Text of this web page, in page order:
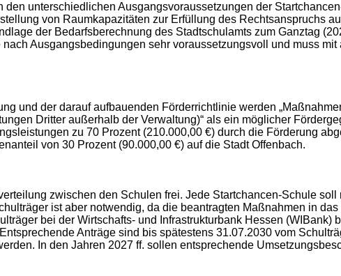
den unterschiedlichen Ausgangsvoraussetzungen der
von Raumkapazitäten zur Erfüllung des Rechtsanspruchs
der Bedarfsberechnung des Stadtschulamts zum Ganztag
Ausgangsbedingungen sehr voraussetzungsvoll und muss
und der darauf aufbauenden Förderrichtlinie werden
Dritter außerhalb der Verwaltung)“ als ein möglicher
zu 70 Prozent (210.000,00 €) durch die Förderung
von 30 Prozent (90.000,00 €) auf die Stadt Offenbach.
zwischen den Schulen frei. Jede Startchancen-Schule
ist aber notwendig, da die beantragten Maßnahmen in
bei der Wirtschafts- und Infrastrukturbank Hessen
Anträge sind bis spätestens 31.07.2030 vom
In den Jahren 2027 ff. sollen entsprechende